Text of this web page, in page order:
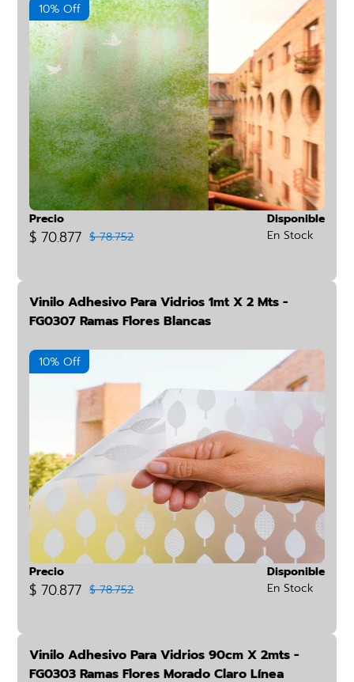
10% Off
Precio
$ 70.877 $ 78.752
Disponible
En Stock
Vinilo Adhesivo Para Vidrios 1mt X 2 Mts -
FG0307 Ramas Flores Blancas
10% Off
Precio
$ 70.877 $ 78.752
Disponible
En Stock
Vinilo Adhesivo Para Vidrios 90cm X 2mts -
FG0303 Ramas Flores Morado Claro Línea